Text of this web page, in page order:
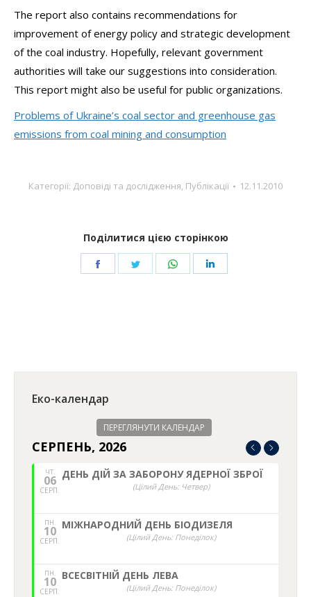
The report also contains recommendations for
improvement of energy policy and strategic development
of the coal industry. Hopefully, relevant government
authorities will take our suggestions into consideration.
This report might also be useful for public organizations.
Problems of Ukraine’s coal sector and greenhouse gas
emissions from coal mining and consumption
Категорії: Доповіді та дослідження, Публікації 12.11.2010
Поділитися цією сторінкою
Share
Share
Share
Еко-календар
ПЕРЕГЛЯНУТИ КАЛЕНДАР
СЕРПЕНЬ, 2026
ЧТ.
06
СЕРП.
ДЕНЬ ДІЙ ЗА ЗАБОРОНУ ЯДЕРНОЇ ЗБРОЇ
(Цілий День: Четвер)
ПН.
10
СЕРП.
МІЖНАРОДНИЙ ДЕНЬ БІОДИЗЕЛЯ
(Цілий День: Понеділок)
ПН.
10
СЕРП.
ВСЕСВІТНІЙ ДЕНЬ ЛЕВА
(Цілий День: Понеділок)